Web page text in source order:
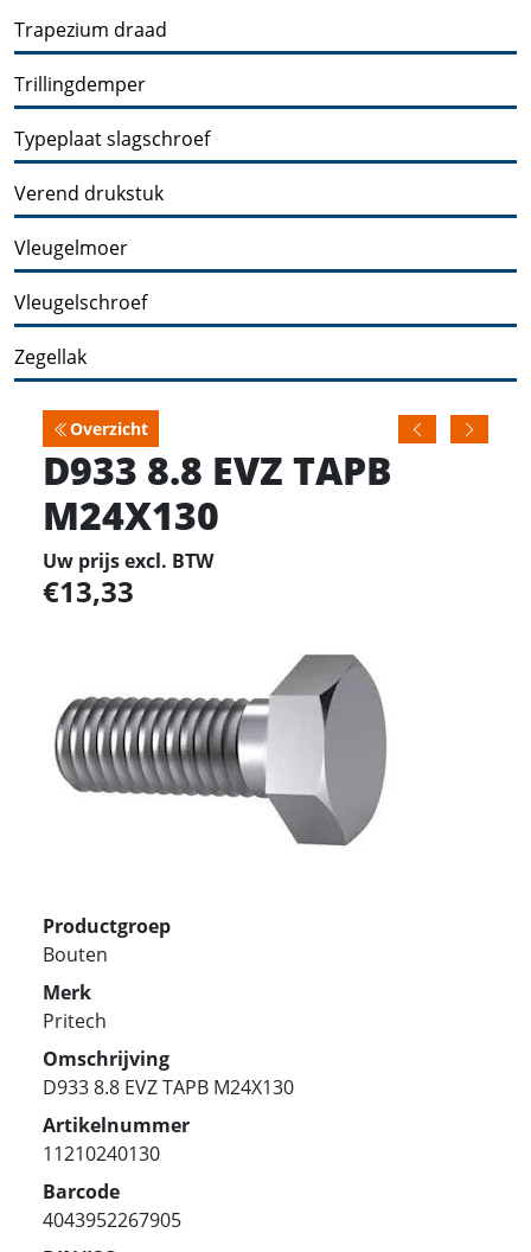
Trapezium draad
Trillingdemper
Typeplaat slagschroef
Verend drukstuk
Vleugelmoer
Vleugelschroef
Zegellak
Overzicht
D933 8.8 EVZ TAPB
M24X130
Uw prijs excl. BTW
13,33
Productgroep
Bouten
Merk
Pritech
Omschrijving
D933 8.8 EVZ TAPB M24X130
Artikelnummer
11210240130
Barcode
4043952267905